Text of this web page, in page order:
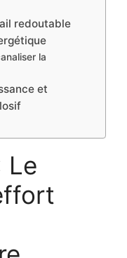
redoutable
la
et
Le